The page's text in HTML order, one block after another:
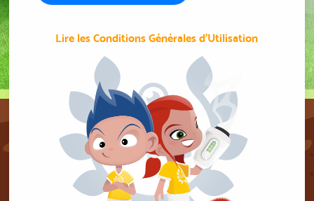
Lire les Conditions Générales d'Utilisation